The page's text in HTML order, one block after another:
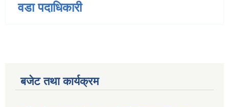
वडा पदाधिकारी
बजेट तथा कार्यक्रम